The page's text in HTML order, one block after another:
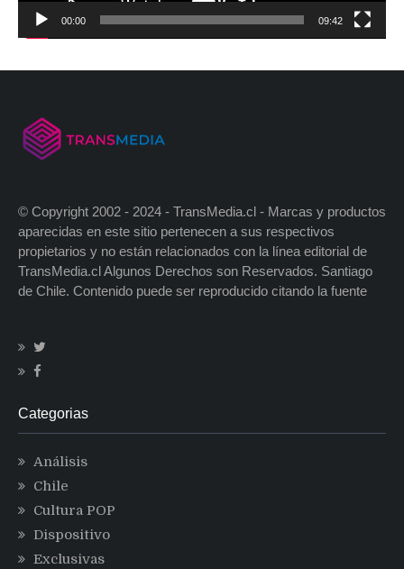
00:00 09:42
© Copyright 2002 - 2024 - TransMedia.cl - Marcas y productos
aparecidas en este sitio pertenecen a sus respectivos
propietarios y no están relacionados con la línea editorial de
TransMedia.cl Algunos Derechos son Reservados. Santiago
de Chile. Contenido puede ser reproducido citando la fuente
Categorias
Análisis
Chile
Cultura POP
Dispositivo
Exclusivas